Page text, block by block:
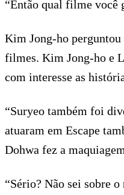
“Então qual filme você
Kim Jong-ho
filmes. Kim Jong-ho e
com interesse as
“Suryeo também foi
atuaram em Escape
Dohwa fez a
“Sério? Não sei sobre